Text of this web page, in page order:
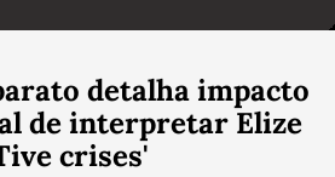
detalha impacto
de interpretar Elize
crises'